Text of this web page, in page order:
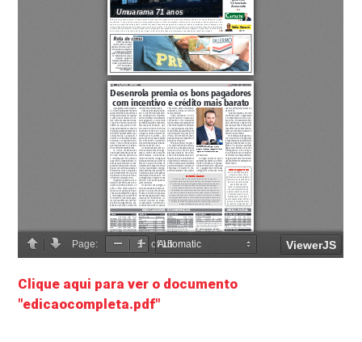
Clique aqui para ver o documento
"edicaocompleta.pdf"